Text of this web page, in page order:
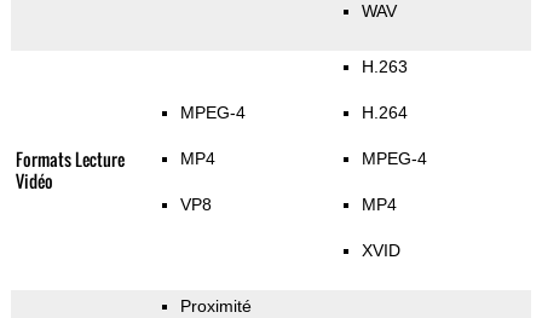
WAV
Formats Lecture
Vidéo
MPEG-4
MP4
VP8
H.263
H.264
MPEG-4
MP4
XVID
Proximité